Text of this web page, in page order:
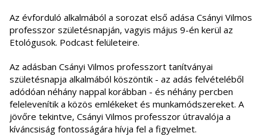
Az évforduló alkalmából a sorozat első adása Csányi Vilmos
professzor születésnapján, vagyis május 9-én kerül az
Etológusok. Podcast felületeire.
Az adásban Csányi Vilmos professzort tanítványai
születésnapja alkalmából köszöntik - az adás felvételéből
adódóan néhány nappal korábban - és néhány percben
felelevenítik a közös emlékeket és munkamódszereket. A
jövőre tekintve, Csányi Vilmos professzor útravalója a
kíváncsiság fontosságára hívja fel a figyelmet.